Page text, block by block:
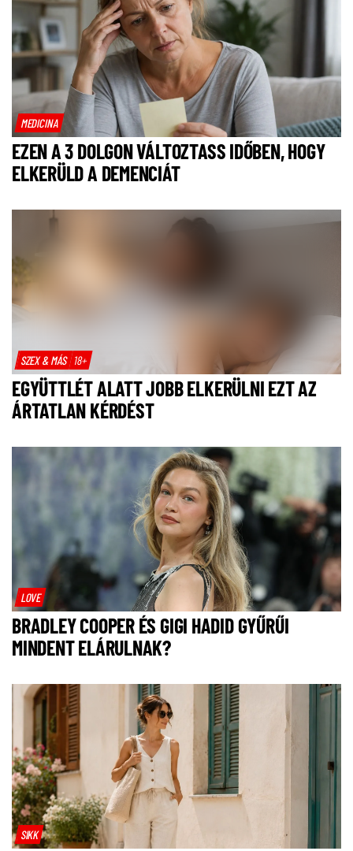
MEDICINA
EZEN A 3 DOLGON VÁLTOZTASS IDŐBEN, HOGY
ELKERÜLD A DEMENCIÁT
SZEX & MÁS 18+
EGYÜTTLÉT ALATT JOBB ELKERÜLNI EZT AZ
ÁRTATLAN KÉRDÉST
LOVE
BRADLEY COOPER ÉS GIGI HADID GYŰRŰI
MINDENT ELÁRULNAK?
SIKK